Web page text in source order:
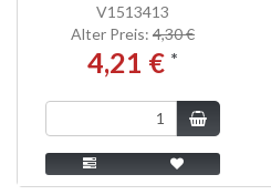
V1513413
Alter Preis: 4,30 €
4,21 € *